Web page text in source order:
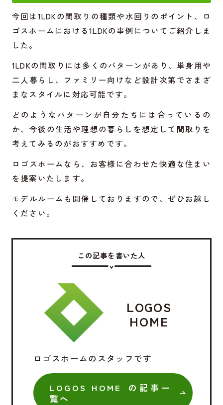
今回は1LDKの間取りの種類や水回りのポイント、ロ
ゴスホームにおける1LDKの事例についてご紹介しま
した。
1LDKの間取りには多くのパターンがあり、単身用や
二人暮らし、ファミリー向けなど設計次第でさまざ
まなスタイルに対応可能です。
どのようなパターンが自分たちには合っているの
か、今後の生活や理想の暮らしを想定して間取りを
考えてみるのがおすすめです。
ロゴスホームなら、お客様に合わせた快適な住まい
を提案いたします。
モデルルームも開催しておりますので、ぜひお越し
ください。
この記事を書いた人
LOGOS
HOME
ロゴスホームのスタッフです
LOGOS HOME の記事一
覧へ